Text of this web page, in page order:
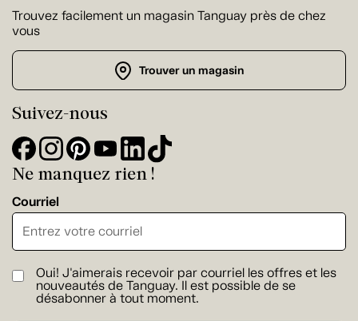
Trouvez facilement un magasin Tanguay près de chez
vous
Trouver un magasin
Suivez-nous
Ne manquez rien !
Courriel
Oui! J'aimerais recevoir par courriel les offres et les
nouveautés de Tanguay. Il est possible de se
désabonner à tout moment.